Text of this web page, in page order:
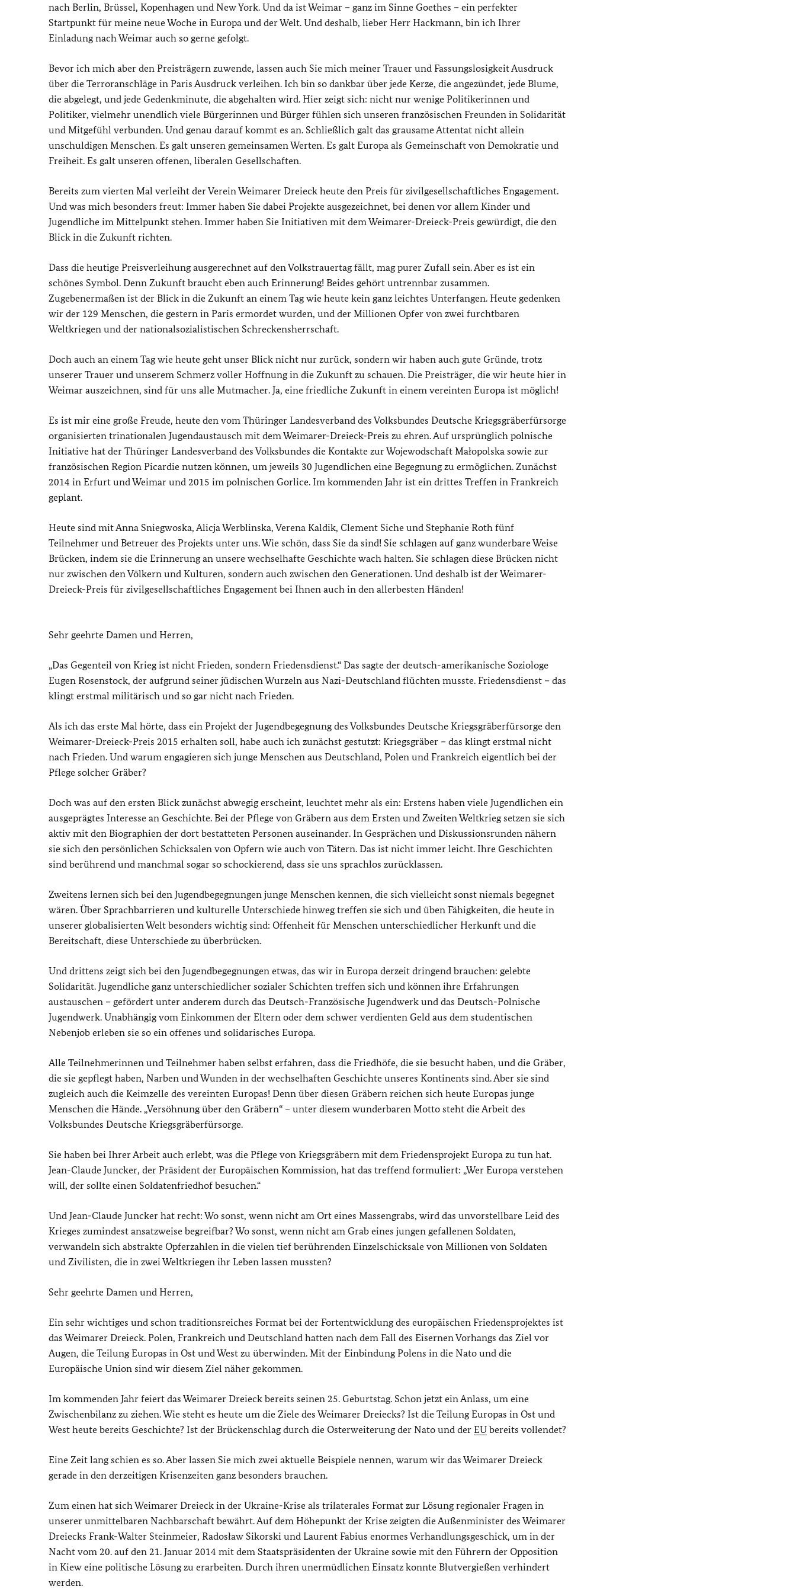
nach Berlin, Brüssel, Kopenhagen und New York. Und da ist Weimar – ganz im Sinne Goethes – ein perfekter
Startpunkt für meine neue Woche in Europa und der Welt. Und deshalb, lieber Herr Hackmann, bin ich Ihrer
Einladung nach Weimar auch so gerne gefolgt.
Bevor ich mich aber den Preisträgern zuwende, lassen auch Sie mich meiner Trauer und Fassungslosigkeit Ausdruck
über die Terroranschläge in Paris Ausdruck verleihen. Ich bin so dankbar über jede Kerze, die angezündet, jede Blume,
die abgelegt, und jede Gedenkminute, die abgehalten wird. Hier zeigt sich: nicht nur wenige Politikerinnen und
Politiker, vielmehr unendlich viele Bürgerinnen und Bürger fühlen sich unseren französischen Freunden in Solidarität
und Mitgefühl verbunden. Und genau darauf kommt es an. Schließlich galt das grausame Attentat nicht allein
unschuldigen Menschen. Es galt unseren gemeinsamen Werten. Es galt Europa als Gemeinschaft von Demokratie und
Freiheit. Es galt unseren offenen, liberalen Gesellschaften.
Bereits zum vierten Mal verleiht der Verein Weimarer Dreieck heute den Preis für zivilgesellschaftliches Engagement.
Und was mich besonders freut: Immer haben Sie dabei Projekte ausgezeichnet, bei denen vor allem Kinder und
Jugendliche im Mittelpunkt stehen. Immer haben Sie Initiativen mit dem Weimarer-Dreieck-Preis gewürdigt, die den
Blick in die Zukunft richten.
Dass die heutige Preisverleihung ausgerechnet auf den Volkstrauertag fällt, mag purer Zufall sein. Aber es ist ein
schönes Symbol. Denn Zukunft braucht eben auch Erinnerung! Beides gehört untrennbar zusammen.
Zugebenermaßen ist der Blick in die Zukunft an einem Tag wie heute kein ganz leichtes Unterfangen. Heute gedenken
wir der 129 Menschen, die gestern in Paris ermordet wurden, und der Millionen Opfer von zwei furchtbaren
Weltkriegen und der nationalsozialistischen Schreckensherrschaft.
Doch auch an einem Tag wie heute geht unser Blick nicht nur zurück, sondern wir haben auch gute Gründe, trotz
unserer Trauer und unserem Schmerz voller Hoffnung in die Zukunft zu schauen. Die Preisträger, die wir heute hier in
Weimar auszeichnen, sind für uns alle Mutmacher. Ja, eine friedliche Zukunft in einem vereinten Europa ist möglich!
Es ist mir eine große Freude, heute den vom Thüringer Landesverband des Volksbundes Deutsche Kriegsgräberfürsorge
organisierten trinationalen Jugendaustausch mit dem Weimarer-Dreieck-Preis zu ehren. Auf ursprünglich polnische
Initiative hat der Thüringer Landesverband des Volksbundes die Kontakte zur Wojewodschaft Małopolska sowie zur
französischen Region Picardie nutzen können, um jeweils 30 Jugendlichen eine Begegnung zu ermöglichen. Zunächst
2014 in Erfurt und Weimar und 2015 im polnischen Gorlice. Im kommenden Jahr ist ein drittes Treffen in Frankreich
geplant.
Heute sind mit Anna Sniegwoska, Alicja Werblinska, Verena Kaldik, Clement Siche und Stephanie Roth fünf
Teilnehmer und Betreuer des Projekts unter uns. Wie schön, dass Sie da sind! Sie schlagen auf ganz wunderbare Weise
Brücken, indem sie die Erinnerung an unsere wechselhafte Geschichte wach halten. Sie schlagen diese Brücken nicht
nur zwischen den Völkern und Kulturen, sondern auch zwischen den Generationen. Und deshalb ist der Weimarer-
Dreieck-Preis für zivilgesellschaftliches Engagement bei Ihnen auch in den allerbesten Händen!
Sehr geehrte Damen und Herren,
„Das Gegenteil von Krieg ist nicht Frieden, sondern Friedensdienst.“ Das sagte der deutsch-amerikanische Soziologe
Eugen Rosenstock, der aufgrund seiner jüdischen Wurzeln aus Nazi-Deutschland flüchten musste. Friedensdienst – das
klingt erstmal militärisch und so gar nicht nach Frieden.
Als ich das erste Mal hörte, dass ein Projekt der Jugendbegegnung des Volksbundes Deutsche Kriegsgräberfürsorge den
Weimarer-Dreieck-Preis 2015 erhalten soll, habe auch ich zunächst gestutzt: Kriegsgräber – das klingt erstmal nicht
nach Frieden. Und warum engagieren sich junge Menschen aus Deutschland, Polen und Frankreich eigentlich bei der
Pflege solcher Gräber?
Doch was auf den ersten Blick zunächst abwegig erscheint, leuchtet mehr als ein: Erstens haben viele Jugendlichen ein
ausgeprägtes Interesse an Geschichte. Bei der Pflege von Gräbern aus dem Ersten und Zweiten Weltkrieg setzen sie sich
aktiv mit den Biographien der dort bestatteten Personen auseinander. In Gesprächen und Diskussionsrunden nähern
sie sich den persönlichen Schicksalen von Opfern wie auch von Tätern. Das ist nicht immer leicht. Ihre Geschichten
sind berührend und manchmal sogar so schockierend, dass sie uns sprachlos zurücklassen.
Zweitens lernen sich bei den Jugendbegegnungen junge Menschen kennen, die sich vielleicht sonst niemals begegnet
wären. Über Sprachbarrieren und kulturelle Unterschiede hinweg treffen sie sich und üben Fähigkeiten, die heute in
unserer globalisierten Welt besonders wichtig sind: Offenheit für Menschen unterschiedlicher Herkunft und die
Bereitschaft, diese Unterschiede zu überbrücken.
Und drittens zeigt sich bei den Jugendbegegnungen etwas, das wir in Europa derzeit dringend brauchen: gelebte
Solidarität. Jugendliche ganz unterschiedlicher sozialer Schichten treffen sich und können ihre Erfahrungen
austauschen – gefördert unter anderem durch das Deutsch-Französische Jugendwerk und das Deutsch-Polnische
Jugendwerk. Unabhängig vom Einkommen der Eltern oder dem schwer verdienten Geld aus dem studentischen
Nebenjob erleben sie so ein offenes und solidarisches Europa.
Alle Teilnehmerinnen und Teilnehmer haben selbst erfahren, dass die Friedhöfe, die sie besucht haben, und die Gräber,
die sie gepflegt haben, Narben und Wunden in der wechselhaften Geschichte unseres Kontinents sind. Aber sie sind
zugleich auch die Keimzelle des vereinten Europas! Denn über diesen Gräbern reichen sich heute Europas junge
Menschen die Hände. „Versöhnung über den Gräbern“ – unter diesem wunderbaren Motto steht die Arbeit des
Volksbundes Deutsche Kriegsgräberfürsorge.
Sie haben bei Ihrer Arbeit auch erlebt, was die Pflege von Kriegsgräbern mit dem Friedensprojekt Europa zu tun hat.
Jean-Claude Juncker, der Präsident der Europäischen Kommission, hat das treffend formuliert: „Wer Europa verstehen
will, der sollte einen Soldatenfriedhof besuchen.“
Und Jean-Claude Juncker hat recht: Wo sonst, wenn nicht am Ort eines Massengrabs, wird das unvorstellbare Leid des
Krieges zumindest ansatzweise begreifbar? Wo sonst, wenn nicht am Grab eines jungen gefallenen Soldaten,
verwandeln sich abstrakte Opferzahlen in die vielen tief berührenden Einzelschicksale von Millionen von Soldaten
und Zivilisten, die in zwei Weltkriegen ihr Leben lassen mussten?
Sehr geehrte Damen und Herren,
Ein sehr wichtiges und schon traditionsreiches Format bei der Fortentwicklung des europäischen Friedensprojektes ist
das Weimarer Dreieck. Polen, Frankreich und Deutschland hatten nach dem Fall des Eisernen Vorhangs das Ziel vor
Augen, die Teilung Europas in Ost und West zu überwinden. Mit der Einbindung Polens in die Nato und die
Europäische Union sind wir diesem Ziel näher gekommen.
Im kommenden Jahr feiert das Weimarer Dreieck bereits seinen 25. Geburtstag. Schon jetzt ein Anlass, um eine
Zwischenbilanz zu ziehen. Wie steht es heute um die Ziele des Weimarer Dreiecks? Ist die Teilung Europas in Ost und
West heute bereits Geschichte? Ist der Brückenschlag durch die Osterweiterung der Nato und der EU bereits vollendet?
Eine Zeit lang schien es so. Aber lassen Sie mich zwei aktuelle Beispiele nennen, warum wir das Weimarer Dreieck
gerade in den derzeitigen Krisenzeiten ganz besonders brauchen.
Zum einen hat sich Weimarer Dreieck in der Ukraine-Krise als trilaterales Format zur Lösung regionaler Fragen in
unserer unmittelbaren Nachbarschaft bewährt. Auf dem Höhepunkt der Krise zeigten die Außenminister des Weimarer
Dreiecks Frank-Walter Steinmeier, Radosław Sikorski und Laurent Fabius enormes Verhandlungsgeschick, um in der
Nacht vom 20. auf den 21. Januar 2014 mit dem Staatspräsidenten der Ukraine sowie mit den Führern der Opposition
in Kiew eine politische Lösung zu erarbeiten. Durch ihren unermüdlichen Einsatz konnte Blutvergießen verhindert
werden.